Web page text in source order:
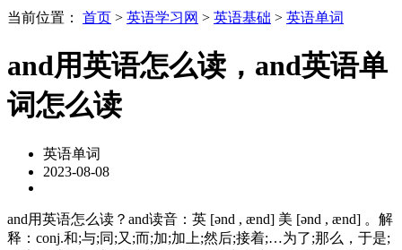
当前位置： 首页 > 英语学习网 > 英语基础 > 英语单词
and用英语怎么读，and英语单
词怎么读
英语单词
2023-08-08
and用英语怎么读？and读音：英 [ənd , ænd] 美 [ənd , ænd] 。解
释：conj.和;与;同;又;而;加;加上;然后;接着;…为了;那么，于是;